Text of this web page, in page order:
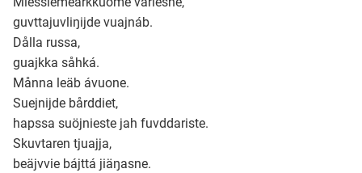
Ubmejesámiengiälla (Umesamiska)
Arli (Romska)
guvttajuvliŋijde vuajnáb.
Dålla russa,
guajkka såhká.
Månna leäb ávuone.
Suejnijde bårddiet,
hapssa suöjnieste jah fuvddariste.
Skuvtaren tjuajja,
beäjvvie bájttá jiäŋasne.